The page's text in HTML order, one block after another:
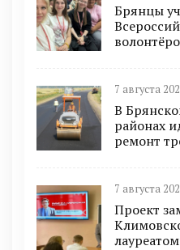
Брянцы
7 августа
В
районах
ремонт
7 августа
Проект